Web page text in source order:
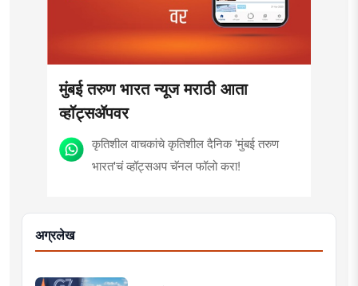
मुंबई तरुण भारत न्यूज मराठी आता
व्हॉट्सॲपवर
कृतिशील वाचकांचे कृतिशील दैनिक 'मुंबई तरुण
भारत'चं व्हॉट्सअप चॅनल फॉलो करा!
अग्रलेख